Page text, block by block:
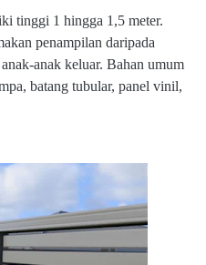
tinggi 1 hingga 1,5 meter.
penampilan daripada
anak keluar. Bahan umum
batang tubular, panel vinil,